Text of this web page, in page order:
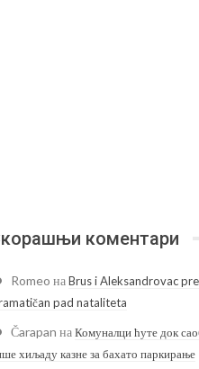
коментари
Romeo наBrus i Aleksandrovac
pad nataliteta
Čarapan наКомуналци ћуте док
хиљаду казне за бахато паркирање